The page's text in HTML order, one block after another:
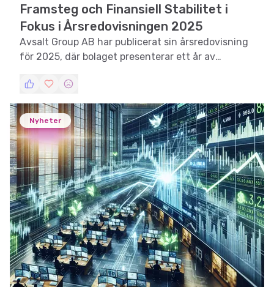
Framsteg och Finansiell Stabilitet i
Fokus i Årsredovisningen 2025
Avsalt Group AB har publicerat sin årsredovisning
för 2025, där bolaget presenterar ett år av
initiativ mot kommersialisering.
Nyheter